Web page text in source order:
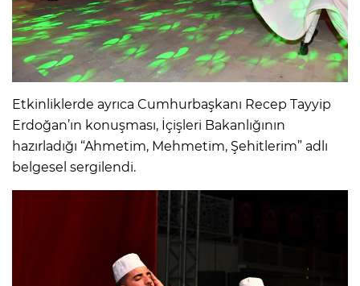
Etkinliklerde ayrıca Cumhurbaşkanı Recep Tayyip
Erdoğan’ın konuşması, İçişleri Bakanlığının
hazırladığı “Ahmetim, Mehmetim, Şehitlerim” adlı
belgesel sergilendi.